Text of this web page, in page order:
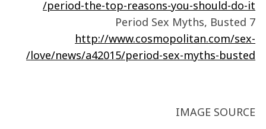
period-the-top-reasons-you-should-do-it/
7 Period Sex Myths, Busted
http://www.cosmopolitan.com/sex-
love/news/a42015/period-sex-myths-busted/
IMAGE SOURCE